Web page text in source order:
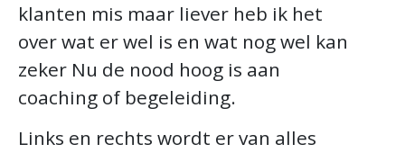
klanten mis maar liever heb ik het
over wat er wel is en wat nog wel kan
zeker Nu de nood hoog is aan
coaching of begeleiding.
Links en rechts wordt er van alles